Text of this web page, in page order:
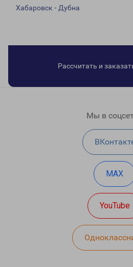
Хабаровск - Дубна
Рассчитать и
Мы в
MAX
YouTube